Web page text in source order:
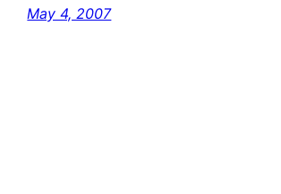
May 4, 2007